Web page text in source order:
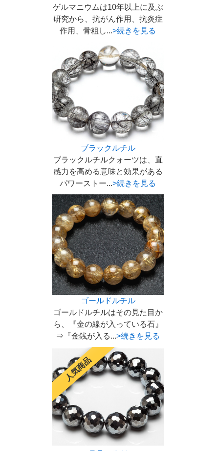
ゲルマニウムは10年以上に及ぶ
研究から、抗がん作用、抗炎症
作用、骨粗し...>続きを見る
ブラックルチル
ブラックルチルクォーツは、直
感力を高める意味と効果がある
パワーストー...>続きを見る
ゴールドルチル
ゴールドルチルはその見た目か
ら、『金の線が入っている石』
⇒『金銭が入る...>続きを見る
人気商品